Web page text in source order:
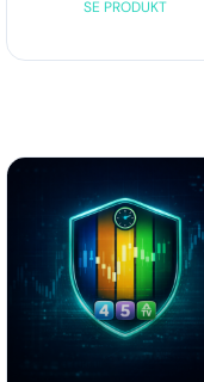
SE PRODUKT